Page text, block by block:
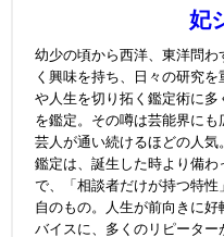
妃
幼少の頃から西洋、東洋問
く興味を持ち、日々の研究
や人生を切り拓く鑑定術に多
を鑑定。その噂は芸能界に
芸人が通い続けるほどの人
鑑定は、誕生した時より備
で、「相談者だけが持つ特
自のもの。人生が前向きに
バイスに、多くのリピータ